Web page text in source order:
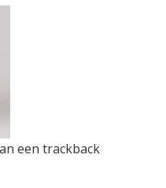
een trackback